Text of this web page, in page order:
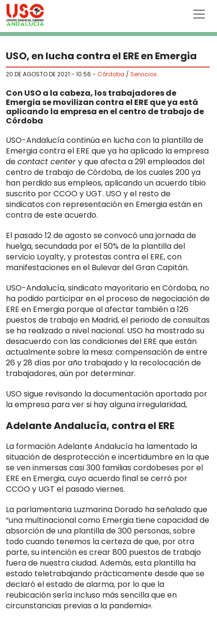
Skip to main content
USO, en lucha contra el ERE en Emergia
20 DE AGOSTO DE 2021 - 10:56 - Córdoba / Servicios
Con USO a la cabeza, los trabajadores de
Emergia se movilizan contra el ERE que ya está
aplicando la empresa en el centro de trabajo de
Córdoba
USO-Andalucía continúa en lucha con la plantilla de
Emergia contra el ERE que ya ha aplicado la empresa
decontact centery que afecta a 291 empleados del
centro de trabajo de Córdoba, de los cuales 200 ya
han perdido sus empleos, aplicando un acuerdo tibio
suscrito por CCOO y UGT. USO y el resto de
sindicatos con representación en Emergia están en
contra de este acuerdo.
El pasado 12 de agosto se convocó una jornada de
huelga, secundada por el 50% de la plantilla del
servicio Loyalty, y protestas contra el ERE, con
manifestaciones en el Bulevar del Gran Capitán.
USO-Andalucía, sindicato mayoritario en Córdoba, no
ha podido participar en el proceso de negociación de
ERE en Emergia porque al afectar también a 126
puestos de trabajo en Madrid, el periodo de consultas
se ha realizado a nivel nacional. USO ha mostrado su
desacuerdo con las condiciones del ERE que están
actualmente sobre la mesa: compensación de entre
26 y 28 días por año trabajado y la recolocación de
trabajadores, aún por determinar.
USO sigue revisando la documentación aportada por
la empresa para ver si hay alguna irregularidad,
Adelante Andalucía, contra el ERE
La formación Adelante Andalucía ha lamentado la
situación de desprotección e incertidumbre en la que
se ven inmersas casi 300 familias cordobeses por el
ERE en Emergia, cuyo acuerdo final se cerró por
CCOO y UGT el pasado viernes.
La parlamentaria Luzmarina Dorado ha señalado que
“una multinacional como Emergia tiene capacidad de
absorción de una plantilla de 300 personas, sobre
todo cuando tenemos la certeza de que, por otra
parte, su intención es crear 800 puestos de trabajo
fuera de nuestra ciudad. Además, esta plantilla ha
estado teletrabajando prácticamente desde que se
declaró el estado de alarma, por lo que la
reubicación sería incluso más sencilla que en
circunstancias previas a la pandemia».